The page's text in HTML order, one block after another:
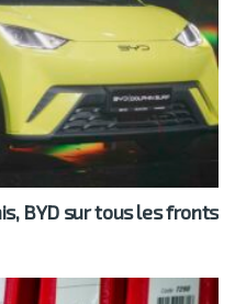
BYD sur tous les fronts